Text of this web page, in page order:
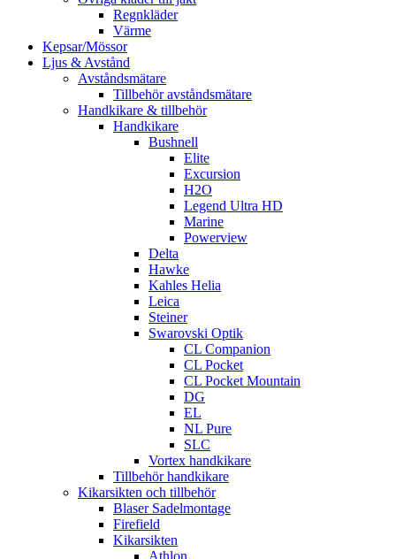
Regnkläder
Värme
Kepsar/Mössor
Ljus & Avstånd
Avståndsmätare
Tillbehör avståndsmätare
Handkikare & tillbehör
Handkikare
Bushnell
Elite
Excursion
H2O
Legend Ultra HD
Marine
Powerview
Delta
Hawke
Kahles Helia
Leica
Steiner
Swarovski Optik
CL Companion
CL Pocket
CL Pocket Mountain
DG
EL
NL Pure
SLC
Vortex handkikare
Tillbehör handkikare
Kikarsikten och tillbehör
Blaser Sadelmontage
Firefield
Kikarsikten